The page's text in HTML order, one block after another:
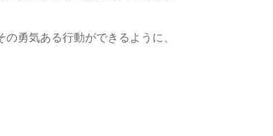
勇気ある行動ができるように、